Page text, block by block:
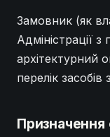
Замовник (як
Адміністрації
архітектурний
перелік
Призначення